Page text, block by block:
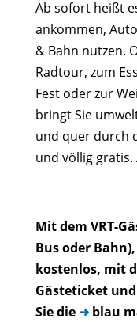
Ab sofort heißt
ankommen,
& Bahn nutzen.
Radtour, zum
Fest oder zur
bringt Sie
und quer durch
und völlig
Mit dem VRT-
Bus oder
kostenlos, mit
Gästeticket
Sie die ➜blau